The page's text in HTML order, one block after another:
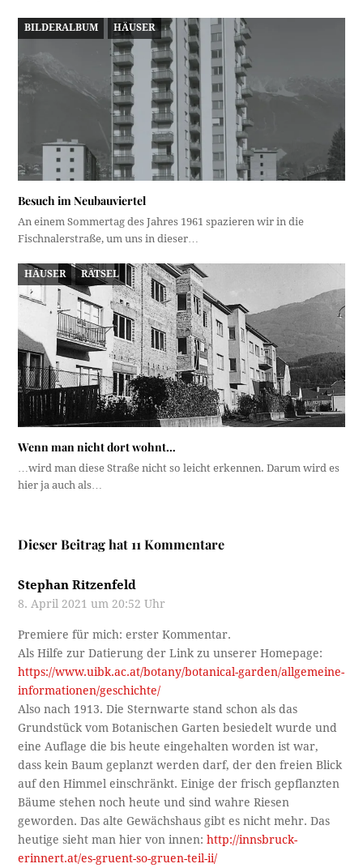
BILDERALBUM HÄUSER
Besuch im Neubauviertel
An einem Sommertag des Jahres 1961 spazieren wir in die
Fischnalerstraße, um uns in dieser…
HÄUSER RÄTSEL
Wenn man nicht dort wohnt…
…wird man diese Straße nicht so leicht erkennen. Darum wird es
hier ja auch als…
Dieser Beitrag hat 11 Kommentare
Stephan Ritzenfeld
8. April 2021 um 20:52 Uhr
Premiere für mich: erster Kommentar.
Als Hilfe zur Datierung der Link zu unserer Homepage:
https://www.uibk.ac.at/botany/botanical-garden/allgemeine-
informationen/geschichte/
Also nach 1913. Die Sternwarte stand schon als das
Grundstück vom Botanischen Garten besiedelt wurde und
eine Auflage die bis heute eingehalten worden ist war,
dass kein Baum geplanzt werden darf, der den freien Blick
auf den Himmel einschränkt. Einige der frisch gepflanzten
Bäume stehen noch heute und sind wahre Riesen
geworden. Das alte Gewächshaus gibt es nicht mehr. Das
heutige sieht man hier von innen:http://innsbruck-
erinnert.at/es-gruent-so-gruen-teil-ii/